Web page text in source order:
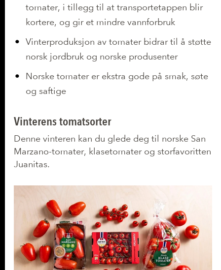
tomater, i tillegg til at transportetappen blir
kortere, og gir et mindre vannforbruk
Vinterproduksjon av tomater bidrar til å støtte
norsk jordbruk og norske produsenter
Norske tomater er ekstra gode på smak, søte
og saftige
Vinterens tomatsorter
Denne vinteren kan du glede deg til norske San
Marzano-tomater, klasetomater og storfavoritten
Juanitas.